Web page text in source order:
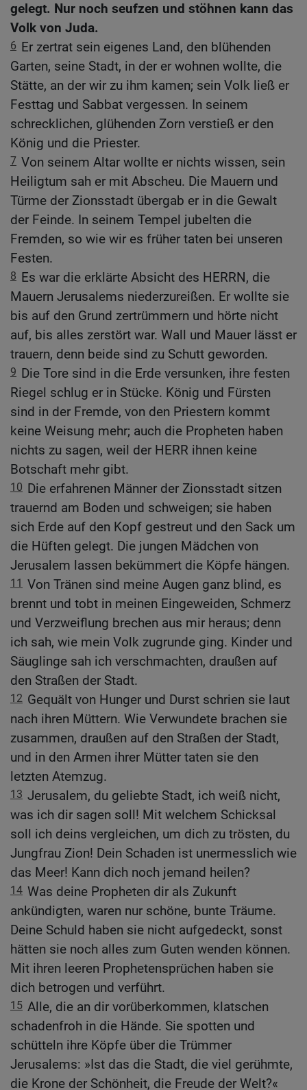
gelegt. Nur noch seufzen und stöhnen kann das
Volk von Juda.
6 Er zertrat sein eigenes Land, den blühenden
Garten, seine Stadt, in der er wohnen wollte, die
Stätte, an der wir zu ihm kamen; sein Volk ließ er
Festtag und Sabbat vergessen. In seinem
schrecklichen, glühenden Zorn verstieß er den
König und die Priester.
7 Von seinem Altar wollte er nichts wissen, sein
Heiligtum sah er mit Abscheu. Die Mauern und
Türme der Zionsstadt übergab er in die Gewalt
der Feinde. In seinem Tempel jubelten die
Fremden, so wie wir es früher taten bei unseren
Festen.
8 Es war die erklärte Absicht des HERRN, die
Mauern Jerusalems niederzureißen. Er wollte sie
bis auf den Grund zertrümmern und hörte nicht
auf, bis alles zerstört war. Wall und Mauer lässt er
trauern, denn beide sind zu Schutt geworden.
9 Die Tore sind in die Erde versunken, ihre festen
Riegel schlug er in Stücke. König und Fürsten
sind in der Fremde, von den Priestern kommt
keine Weisung mehr; auch die Propheten haben
nichts zu sagen, weil der HERR ihnen keine
Botschaft mehr gibt.
10 Die erfahrenen Männer der Zionsstadt sitzen
trauernd am Boden und schweigen; sie haben
sich Erde auf den Kopf gestreut und den Sack um
die Hüften gelegt. Die jungen Mädchen von
Jerusalem lassen bekümmert die Köpfe hängen.
11 Von Tränen sind meine Augen ganz blind, es
brennt und tobt in meinen Eingeweiden, Schmerz
und Verzweiflung brechen aus mir heraus; denn
ich sah, wie mein Volk zugrunde ging. Kinder und
Säuglinge sah ich verschmachten, draußen auf
den Straßen der Stadt.
12 Gequält von Hunger und Durst schrien sie laut
nach ihren Müttern. Wie Verwundete brachen sie
zusammen, draußen auf den Straßen der Stadt,
und in den Armen ihrer Mütter taten sie den
letzten Atemzug.
13 Jerusalem, du geliebte Stadt, ich weiß nicht,
was ich dir sagen soll! Mit welchem Schicksal
soll ich deins vergleichen, um dich zu trösten, du
Jungfrau Zion! Dein Schaden ist unermesslich wie
das Meer! Kann dich noch jemand heilen?
14 Was deine Propheten dir als Zukunft
ankündigten, waren nur schöne, bunte Träume.
Deine Schuld haben sie nicht aufgedeckt, sonst
hätten sie noch alles zum Guten wenden können.
Mit ihren leeren Prophetensprüchen haben sie
dich betrogen und verführt.
15 Alle, die an dir vorüberkommen, klatschen
schadenfroh in die Hände. Sie spotten und
schütteln ihre Köpfe über die Trümmer
Jerusalems: »Ist das die Stadt, die viel gerühmte,
die Krone der Schönheit, die Freude der Welt?«